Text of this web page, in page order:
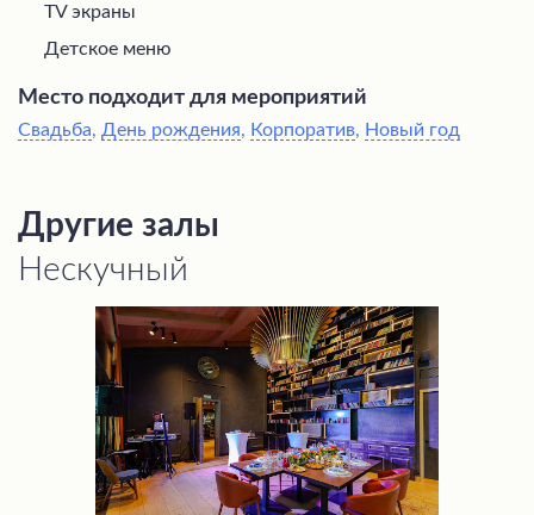
TV экраны
Детское меню
Место подходит для мероприятий
Свадьба, День рождения, Корпоратив, Новый год
Другие залы
Нескучный